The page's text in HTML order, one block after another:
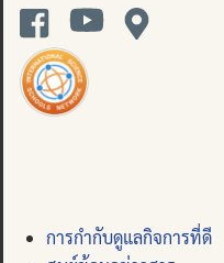
การกำกับดูแลกิจการที่ดี